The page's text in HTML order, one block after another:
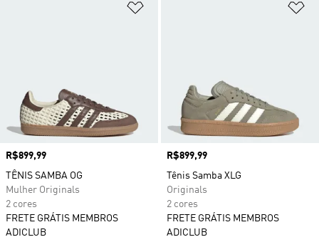
Preço
R$899,99
TÊNIS SAMBA OG
Mulher Originals
2 cores
FRETE GRÁTIS MEMBROS
ADICLUB
Preço
R$899,99
Tênis Samba XLG
Originals
2 cores
FRETE GRÁTIS MEMBROS
ADICLUB